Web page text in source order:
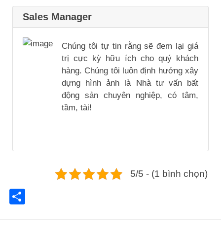
Sales Manager
Chúng tôi tự tin rằng sẽ đem lại giá
trị cực kỳ hữu ích cho quý khách
hàng. Chúng tôi luôn định hướng xây
dựng hình ảnh là Nhà tư vấn bất
động sản chuyên nghiệp, có tâm,
tầm, tài!
5/5 - (1 bình chọn)